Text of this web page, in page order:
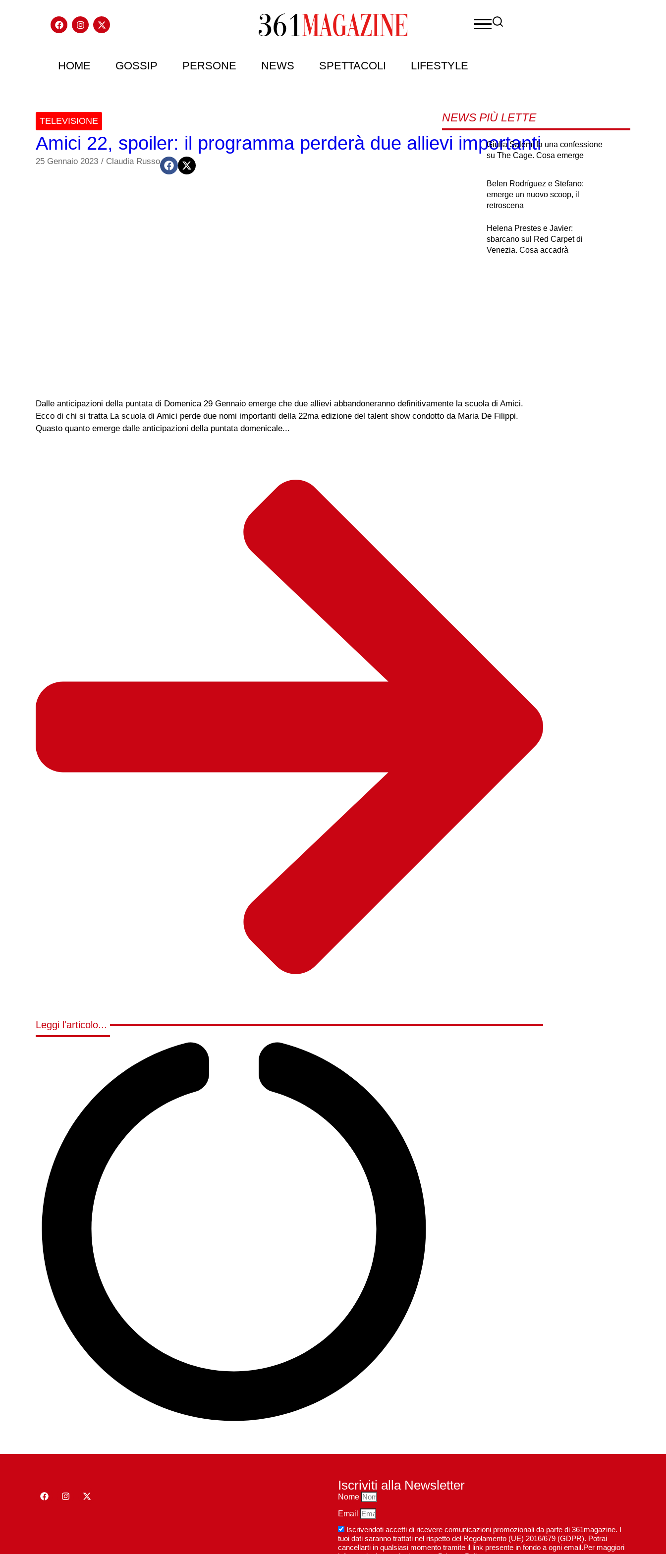
HOME GOSSIP PERSONE NEWS SPETTACOLI LIFESTYLE
TELEVISIONE
Amici 22, spoiler: il programma perderà due allievi importanti
25 Gennaio 2023 / Claudia Russo
Dalle anticipazioni della puntata di Domenica 29 Gennaio emerge che due allievi abbandoneranno definitivamente la scuola di Amici.
Ecco di chi si tratta La scuola di Amici perde due nomi importanti della 22ma edizione del talent show condotto da Maria De Filippi.
Quasto quanto emerge dalle anticipazioni della puntata domenicale...
Leggi l'articolo...
NEWS PIÙ LETTE
Giulia Salemi fa una confessione
su The Cage. Cosa emerge
Belen Rodríguez e Stefano:
emerge un nuovo scoop, il
retroscena
Helena Prestes e Javier:
sbarcano sul Red Carpet di
Venezia. Cosa accadrà
Iscriviti alla Newsletter
Nome
Email
Iscrivendoti accetti di ricevere comunicazioni promozionali da parte di 361magazine. I
tuoi dati saranno trattati nel rispetto del Regolamento (UE) 2016/679 (GDPR). Potrai
cancellarti in qualsiasi momento tramite il link presente in fondo a ogni email.Per maggiori